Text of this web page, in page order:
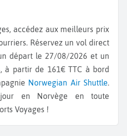
Réservez un vol direct
départ le 27/08/2026 et un
à partir de 161€ TTC à bord
Norwegian Air Shuttle.
en Norvège en toute
Voyages !